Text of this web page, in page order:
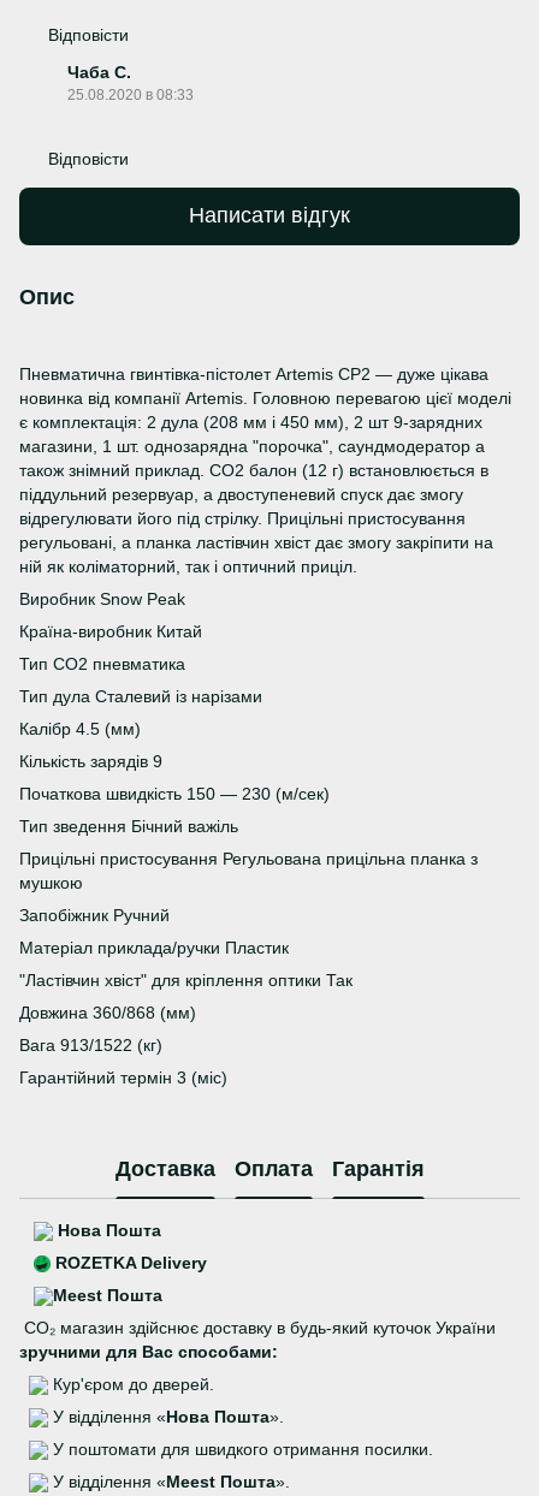
Відповісти
Чаба С.
25.08.2020 в 08:33
Відповісти
Написати відгук
Опис
Пневматична гвинтівка-пістолет Artemis CP2 — дуже цікава
новинка від компанії Artemis. Головною перевагою цієї моделі
є комплектація: 2 дула (208 мм і 450 мм), 2 шт 9-зарядних
магазини, 1 шт. однозарядна "порочка", саундмодератор а
також знімний приклад. СО2 балон (12 г) встановлюється в
піддульний резервуар, а двоступеневий спуск дає змогу
відрегулювати його під стрілку. Прицільні пристосування
регульовані, а планка ластівчин хвіст дає змогу закріпити на
ній як коліматорний, так і оптичний приціл.
Виробник Snow Peak
Країна-виробник Китай
Тип СО2 пневматика
Тип дула Сталевий із нарізами
Калібр 4.5 (мм)
Кількість зарядів 9
Початкова швидкість 150 — 230 (м/сек)
Тип зведення Бічний важіль
Прицільні пристосування Регульована прицільна планка з
мушкою
Запобіжник Ручний
Матеріал приклада/ручки Пластик
"Ластівчин хвіст" для кріплення оптики Так
Довжина 360/868 (мм)
Вага 913/1522 (кг)
Гарантійний термін 3 (міс)
Доставка Оплата Гарантія
Нова Пошта
ROZETKA Delivery
Meest Пошта
CO₂ магазин здійснює доставку в будь-який куточок України
зручними для Вас способами:
Кур'єром до дверей.
У відділення «Нова Пошта».
У поштомати для швидкого отримання посилки.
У відділення «Meest Пошта».